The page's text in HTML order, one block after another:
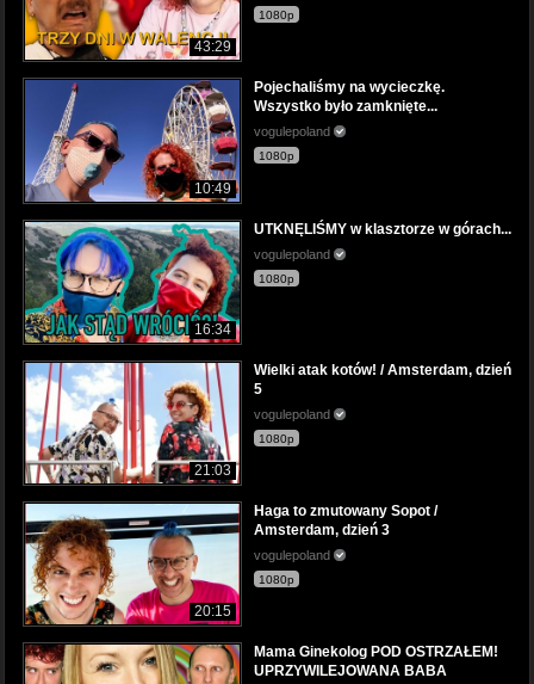
43:29
1080p
10:49
Pojechaliśmy na wycieczkę.
Wszystko było zamknięte...
vogulepoland
1080p
16:34
UTKNĘLIŚMY w klasztorze w górach...
vogulepoland
1080p
21:03
Wielki atak kotów! / Amsterdam, dzień
5
vogulepoland
1080p
20:15
Haga to zmutowany Sopot /
Amsterdam, dzień 3
vogulepoland
1080p
Mama Ginekolog POD OSTRZAŁEM!
UPRZYWILEJOWANA BABA